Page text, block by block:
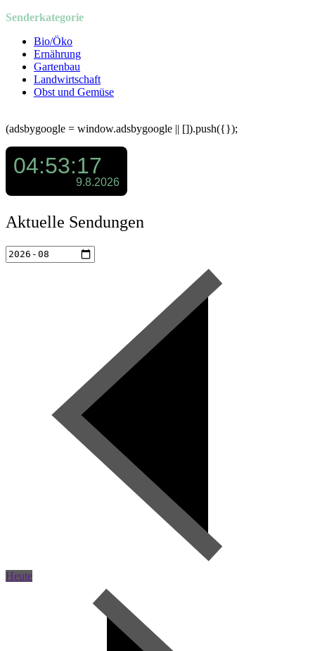
Senderkategorie
Bio/Öko
Ernährung
Gartenbau
Landwirtschaft
Obst und Gemüse
(adsbygoogle = window.adsbygoogle || []).push({});
Aktuelle Sendungen
Heute